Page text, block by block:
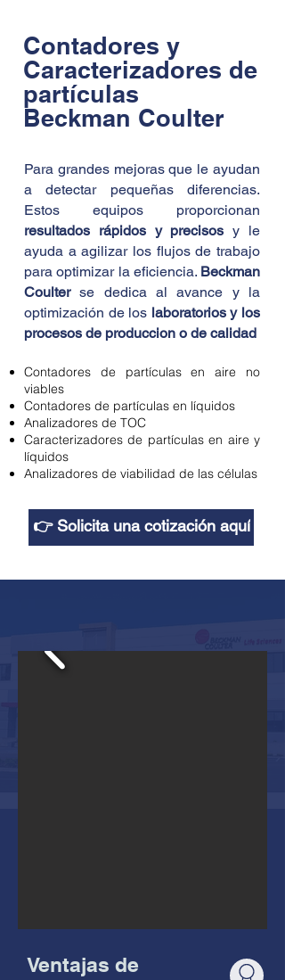
Contadores y
Caracterizadores de
partículas
Beckman Coulter
Para grandes mejoras que le ayudan
a detectar pequeñas diferencias.
Estos equipos proporcionan
resultados rápidos y precisos y le
ayuda a agilizar los flujos de trabajo
para optimizar la eficiencia. Beckman
Coulterse dedica al avance y la
optimización de los laboratorios y los
procesos de produccion o de calidad
Contadores de partículas en aire no
viables
Contadores de partículas en líquidos
Analizadores de TOC
Caracterizadores de partículas en aire y
líquidos
Analizadores de viabilidad de las células
👉 Solicita una cotización aquí
Ventajas de